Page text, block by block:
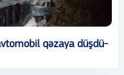
qəzaya düşdü-